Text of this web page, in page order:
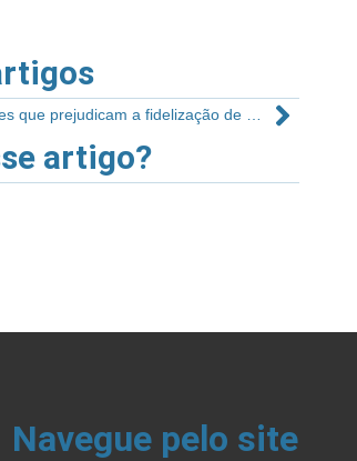
3 fatores que prejudicam a fidelização de clientes na sala de musculação
artigo?
Navegue pelo site